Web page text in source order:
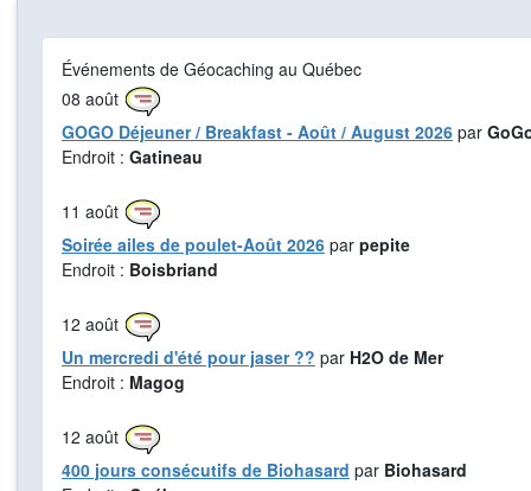
Événements de Géocaching au Québec
08 août
GOGO Déjeuner / Breakfast - Août / August 2026 par
Endroit : Gatineau
11 août
Soirée ailes de poulet-Août 2026 par pepite
Endroit : Boisbriand
12 août
Un mercredi d'été pour jaser ?? par H2O de Mer
Endroit : Magog
12 août
400 jours consécutifs de Biohasard par Biohasard